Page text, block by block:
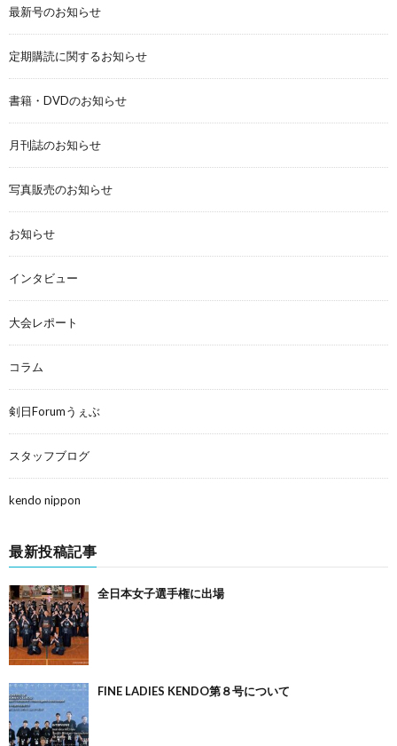
最新号のお知らせ
定期購読に関するお知らせ
書籍・DVDのお知らせ
月刊誌のお知らせ
写真販売のお知らせ
お知らせ
インタビュー
大会レポート
コラム
剣日Forumうぇぶ
スタッフブログ
kendo nippon
最新投稿記事
全日本女子選手権に出場
FINE LADIES KENDO第８号について